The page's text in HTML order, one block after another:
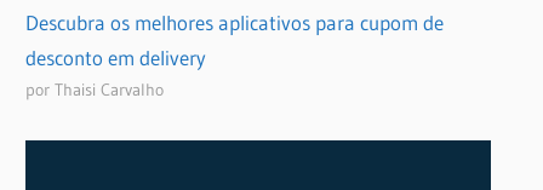
Descubra os melhores aplicativos para cupom de
desconto em delivery
por Thaisi Carvalho